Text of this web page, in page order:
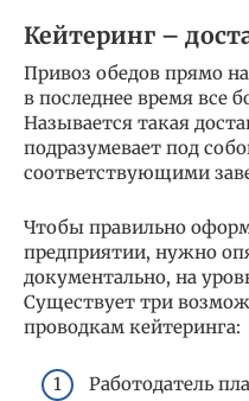
Кейтеринг –
Привоз обедов прямо
в последнее время все
Называется такая
подразумевает под
соответствующими
Чтобы правильно
предприятии, нужно
документально, на
Существует три
проводкам кейтеринга:
Работодатель